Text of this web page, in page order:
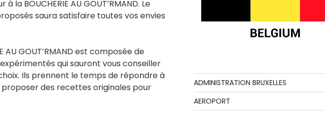
BOUCHERIE AU GOUT’RMAND. Le
saura satisfaire toutes vos envies
AU GOUT’RMAND est composée de
qui sauront vous conseiller
Ils prennent le temps de répondre à
des recettes originales pour
ADMINISTRATION BRUXELLES
AEROPORT